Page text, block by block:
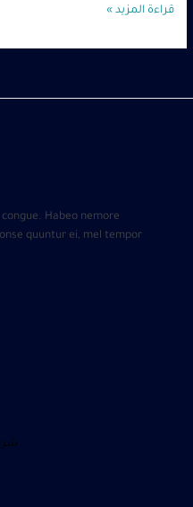
قراءة المزيد »
Habeo nemore
quuntur ei, mel tempor